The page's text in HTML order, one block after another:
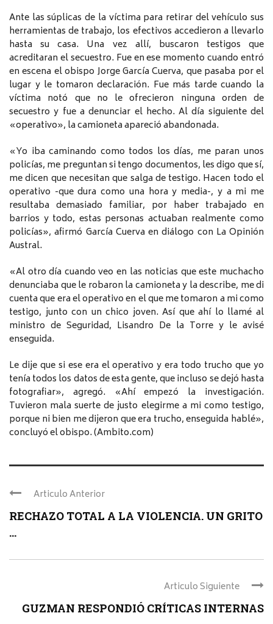
Ante las súplicas de la víctima para retirar del vehículo sus
herramientas de trabajo, los efectivos accedieron a llevarlo
hasta su casa. Una vez allí, buscaron testigos que
acreditaran el secuestro. Fue en ese momento cuando entró
en escena el obispo Jorge García Cuerva, que pasaba por el
lugar y le tomaron declaración. Fue más tarde cuando la
víctima notó que no le ofrecieron ninguna orden de
secuestro y fue a denunciar el hecho. Al día siguiente del
«operativo», la camioneta apareció abandonada.
«Yo iba caminando como todos los días, me paran unos
policías, me preguntan si tengo documentos, les digo que sí,
me dicen que necesitan que salga de testigo. Hacen todo el
operativo -que dura como una hora y media-, y a mi me
resultaba demasiado familiar, por haber trabajado en
barrios y todo, estas personas actuaban realmente como
policías», afirmó García Cuerva en diálogo con La Opinión
Austral.
«Al otro día cuando veo en las noticias que este muchacho
denunciaba que le robaron la camioneta y la describe, me di
cuenta que era el operativo en el que me tomaron a mi como
testigo, junto con un chico joven. Así que ahí lo llamé al
ministro de Seguridad, Lisandro De la Torre y le avisé
enseguida.
Le dije que si ese era el operativo y era todo trucho que yo
tenía todos los datos de esta gente, que incluso se dejó hasta
fotografiar», agregó. «Ahí empezó la investigación.
Tuvieron mala suerte de justo elegirme a mi como testigo,
porque ni bien me dijeron que era trucho, enseguida hablé»,
concluyó el obispo. (Ambito.com)
Articulo Anterior
RECHAZO TOTAL A LA VIOLENCIA. UN GRITO
...
Articulo Siguiente
GUZMAN RESPONDIÓ CRÍTICAS INTERNAS